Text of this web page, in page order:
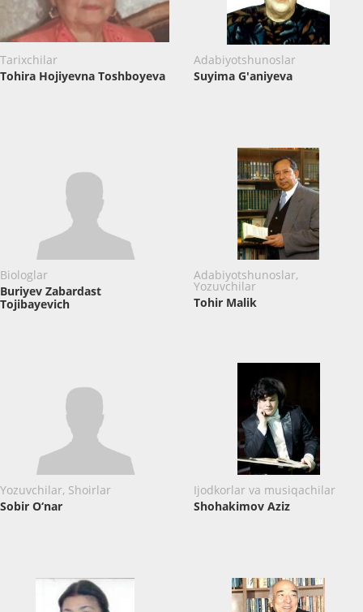
Tarixchilar
Tohira Hojiyevna Toshboyeva
Adabiyotshunoslar
Suyima G'aniyeva
Biologlar
Buriyev Zabardast
Tojibayevich
Adabiyotshunoslar,
Yozuvchilar
Tohir Malik
Yozuvchilar, Shoirlar
Sobir O‘nar
Ijodkorlar va musiqachilar
Shohakimov Aziz